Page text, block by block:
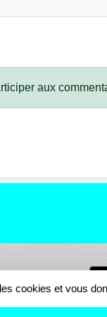
aux
cookies et vous